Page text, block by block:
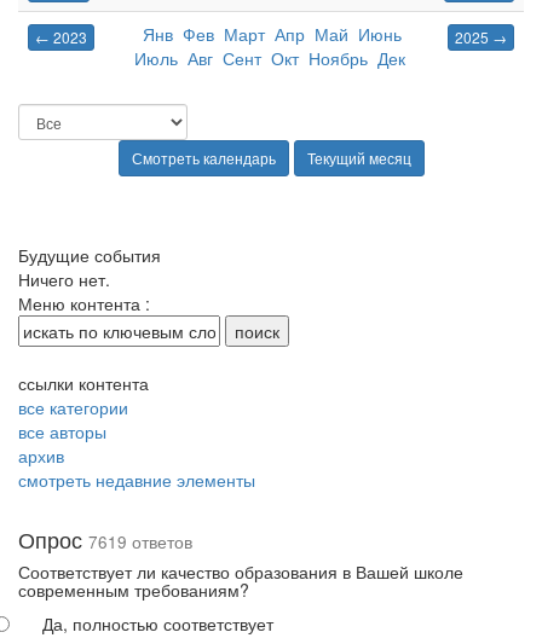
← 2023 Янв Фев Март Апр Май Июнь
Июль Авг Сент Окт Ноябрь Дек
2025 →
Будущие события
Ничего нет.
Меню контента :
ссылки контента
все категории
все авторы
архив
смотреть недавние элементы
Опрос 7619 ответов
Соответствует ли качество образования в Вашей школе
современным требованиям?
Да, полностью соответствует